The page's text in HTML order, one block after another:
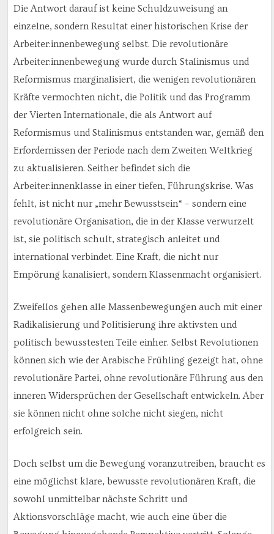
Die Antwort darauf ist keine Schuldzuweisung an
einzelne, sondern Resultat einer historischen Krise der
Arbeiter:innenbewegung selbst. Die revolutionäre
Arbeiter:innenbewegung wurde durch Stalinismus und
Reformismus marginalisiert, die wenigen revolutionären
Kräfte vermochten nicht, die Politik und das Programm
der Vierten Internationale, die als Antwort auf
Reformismus und Stalinismus entstanden war, gemäß den
Erfordernissen der Periode nach dem Zweiten Weltkrieg
zu aktualisieren. Seither befindet sich die
Arbeiter:innenklasse in einer tiefen, Führungskrise. Was
fehlt, ist nicht nur „mehr Bewusstsein“ – sondern eine
revolutionäre Organisation, die in der Klasse verwurzelt
ist, sie politisch schult, strategisch anleitet und
international verbindet. Eine Kraft, die nicht nur
Empörung kanalisiert, sondern Klassenmacht organisiert.
Zweifellos gehen alle Massenbewegungen auch mit einer
Radikalisierung und Politisierung ihre aktivsten und
politisch bewusstesten Teile einher. Selbst Revolutionen
können sich wie der Arabische Frühling gezeigt hat, ohne
revolutionäre Partei, ohne revolutionäre Führung aus den
inneren Widersprüchen der Gesellschaft entwickeln. Aber
sie können nicht ohne solche nicht siegen, nicht
erfolgreich sein.
Doch selbst um die Bewegung voranzutreiben, braucht es
eine möglichst klare, bewusste revolutionären Kraft, die
sowohl unmittelbar nächste Schritt und
Aktionsvorschläge macht, wie auch eine über die